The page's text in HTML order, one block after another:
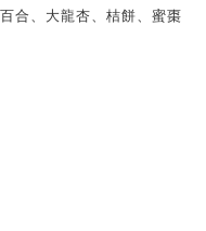
合、大龍杏、桔餅、蜜棗